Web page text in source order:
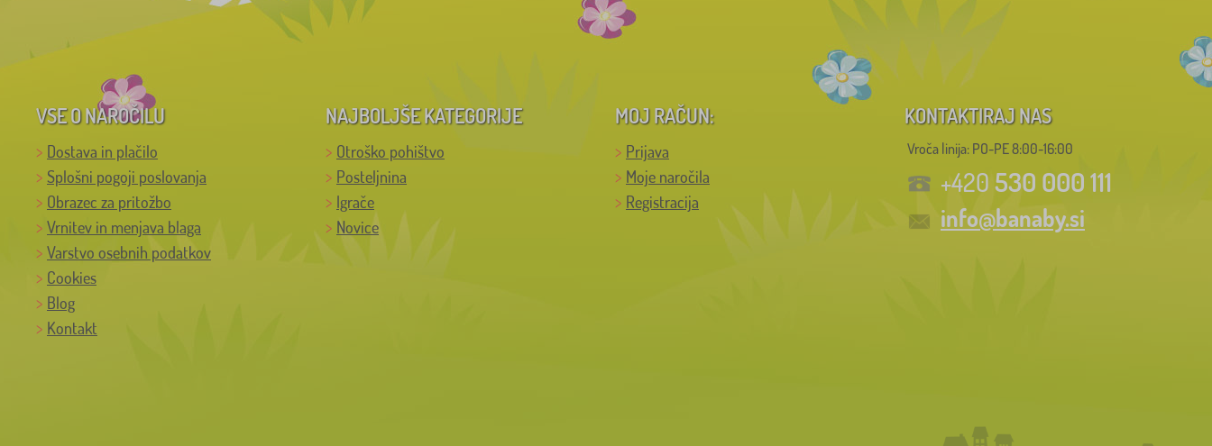
VSE O NAROČILU
Dostava in plačilo
Splošni pogoji poslovanja
Obrazec za pritožbo
Vrnitev in menjava blaga
Varstvo osebnih podatkov
Cookies
Blog
Kontakt
NAJBOLJŠE KATEGORIJE
Otroško pohištvo
Posteljnina
Igrače
Novice
MOJ RAČUN:
Prijava
Moje naročila
Registracija
KONTAKTIRAJ NAS
Vroča linija: PO-PE 8:00-16:00
+420530 000 111
info@banaby.si